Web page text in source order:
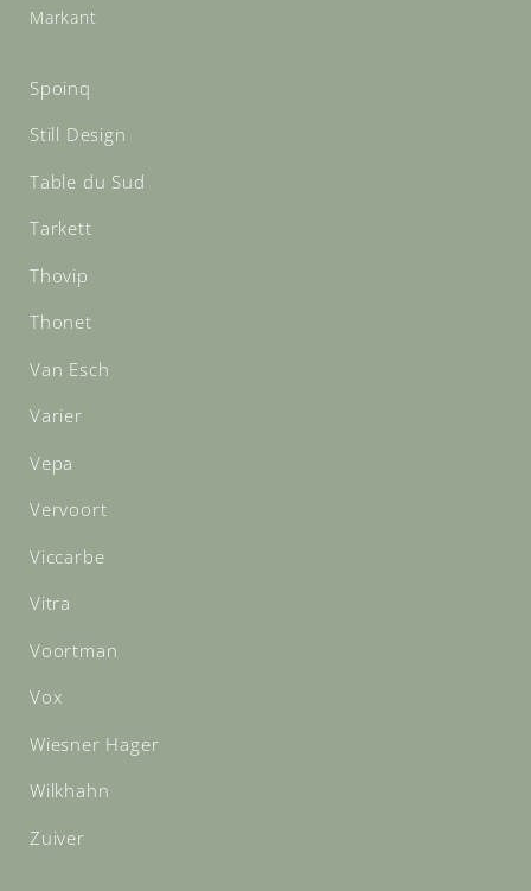
Markant
Spoinq
Still Design
Table du Sud
Tarkett
Thovip
Thonet
Van Esch
Varier
Vepa
Vervoort
Viccarbe
Vitra
Voortman
Vox
Wiesner Hager
Wilkhahn
Zuiver